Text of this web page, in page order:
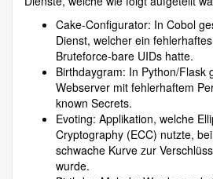
Cake-Configurator: In Cobol
Dienst, welcher ein
Bruteforce-bare UIDs hatte.
Birthdaygram: In Python/Flask
Webserver mit fehlerhaftem
known Secrets.
Evoting: Applikation, welche
Cryptography (ECC) nutzte,
schwache Kurve zur
wurde.